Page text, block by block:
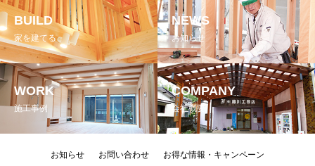
BUILD
家を建てる
NEWS
お知らせ
WORK
施工事例
COMPANY
会社概要
お知らせ お問い合わせ お得な情報・キャンペーン